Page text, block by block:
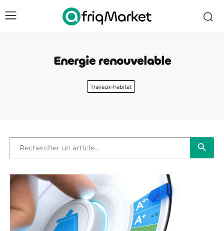
Energie renouvelable
Travaux-habitat
Recherche
:
Bouton de